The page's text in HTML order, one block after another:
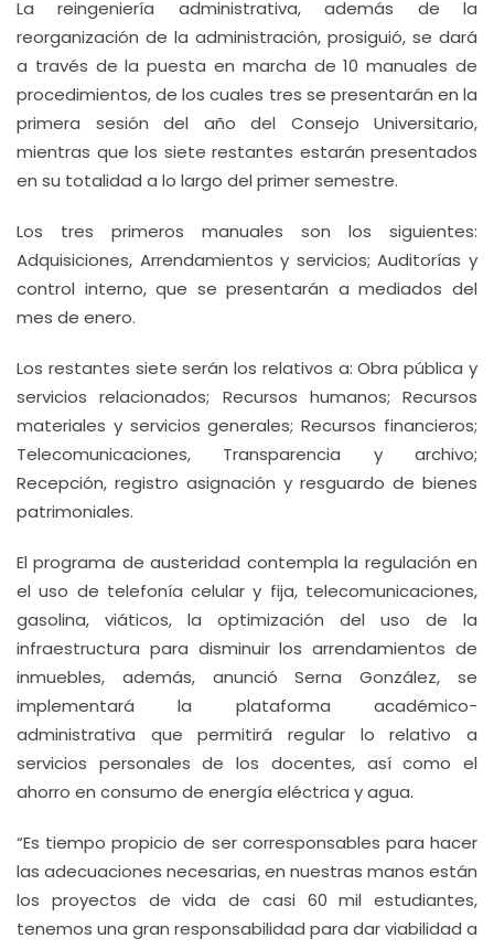
La reingeniería administrativa, además de la
reorganización de la administración, prosiguió, se dará
a través de la puesta en marcha de 10 manuales de
procedimientos, de los cuales tres se presentarán en la
primera sesión del año del Consejo Universitario,
mientras que los siete restantes estarán presentados
en su totalidad a lo largo del primer semestre.
Los tres primeros manuales son los siguientes:
Adquisiciones, Arrendamientos y servicios; Auditorías y
control interno, que se presentarán a mediados del
mes de enero.
Los restantes siete serán los relativos a: Obra pública y
servicios relacionados; Recursos humanos; Recursos
materiales y servicios generales; Recursos financieros;
Telecomunicaciones, Transparencia y archivo;
Recepción, registro asignación y resguardo de bienes
patrimoniales.
El programa de austeridad contempla la regulación en
el uso de telefonía celular y fija, telecomunicaciones,
gasolina, viáticos, la optimización del uso de la
infraestructura para disminuir los arrendamientos de
inmuebles, además, anunció Serna González, se
implementará la plataforma académico-
administrativa que permitirá regular lo relativo a
servicios personales de los docentes, así como el
ahorro en consumo de energía eléctrica y agua.
“Es tiempo propicio de ser corresponsables para hacer
las adecuaciones necesarias, en nuestras manos están
los proyectos de vida de casi 60 mil estudiantes,
tenemos una gran responsabilidad para dar viabilidad a